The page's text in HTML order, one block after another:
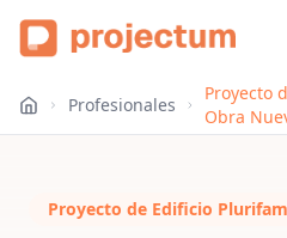
Profesionales
Proyecto
Obra
Proyecto de Edificio